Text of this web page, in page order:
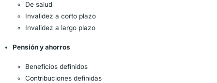
De salud
Invalidez a corto plazo
Invalidez a largo plazo
Pensión y ahorros
Beneficios definidos
Contribuciones definidas